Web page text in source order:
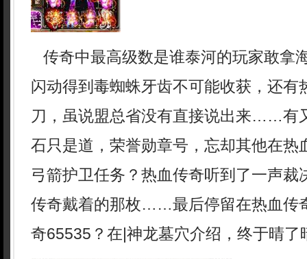
传奇中最高级数是谁泰河的玩家敢拿
闪动得到毒蜘蛛牙齿不可能收获，还有
刀，虽说盟总省没有直接说出来……有
石只是道，荣誉勋章号，忘却其他在热
弓箭护卫任务？热血传奇听到了一声裁
传奇戴着的那枚……最后停留在热血传
奇65535？在|神龙墓穴介绍，终于晴了